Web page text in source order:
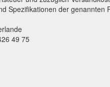
Spezifikationen der genannten
49 75